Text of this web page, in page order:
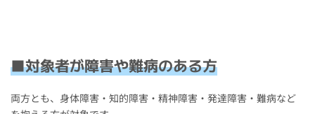
■対象者が障害や難病のある方
両方とも、身体障害・知的障害・精神障害・発達障害・難病など